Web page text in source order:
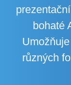
bohaté
různých